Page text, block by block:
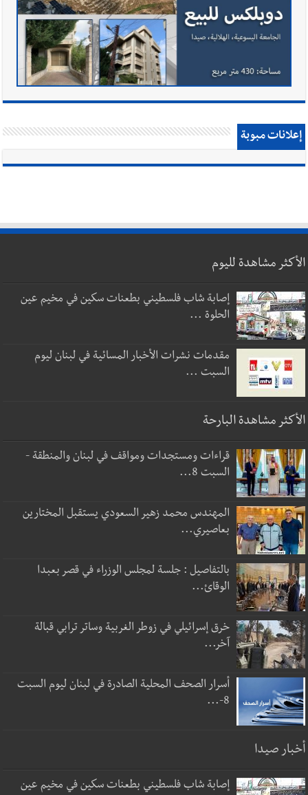
إعلانات مبوبة
الأكثر مشاهدة لليوم
إصابة شاب فلسطيني بطعنات سكين في مخيم عين
الحلوة ...
مقدمات نشرات الأخبار المسائية في لبنان ليوم
السبت ...
الأكثر مشاهدة البارحة
قراءات ومستجدات ومواقف في لبنان والمنطقة -
السبت 8...
المهندس محمد زهير السعودي يستقبل المختارين
بعاصيري...
بالتفاصيل : جلسة لمجلس الوزراء في قصر بعبدا
الوقائ...
خرق إسرائيلي في زوطر الغربية وساتر ترابي قبالة
آخر...
أسرار الصحف المحلية الصادرة في لبنان ليوم السبت
8-...
أخبار صيدا
إصابة شاب فلسطيني بطعنات سكين في مخيم عين